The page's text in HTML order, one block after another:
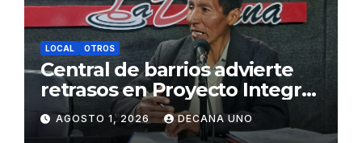
LOCAL OTROS
Central de barrios advierte
retrasos en Proyecto Integral
de Agua y Alcantarillado para
Juliaca
AGOSTO 1, 2026 DECANA UNO